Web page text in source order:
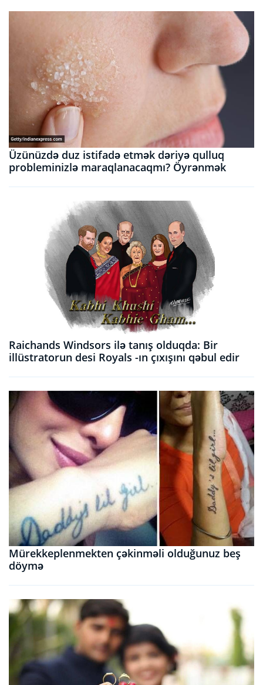
Üzünüzdə duz istifadə etmək dəriyə qulluq
probleminizlə maraqlanacaqmı? Öyrənmək
Raichands Windsors ilə tanış olduqda: Bir
illüstratorun desi Royals -ın çıxışını qəbul edir
Mürekkeplenmekten çəkinməli olduğunuz beş
döymə